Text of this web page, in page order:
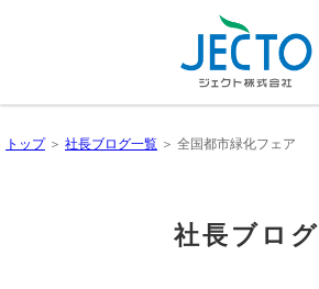
トップ＞ 社長ブログ一覧 ＞ 全国都市緑化フェア
社長ブログ